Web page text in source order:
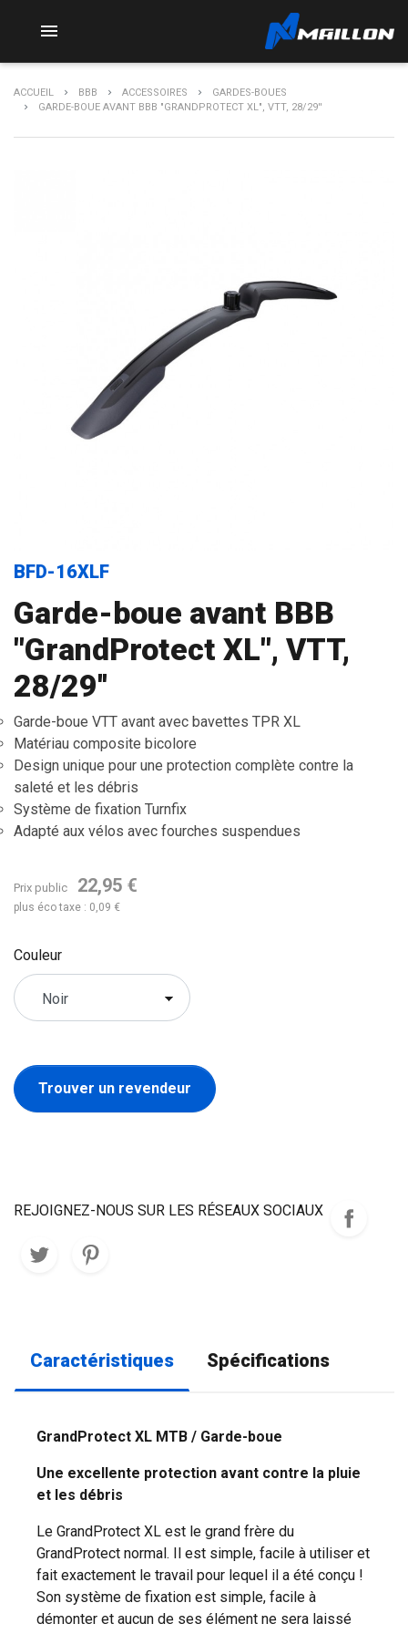

ACCUEIL BBB ACCESSOIRES
GARDES-BOUES
GARDE-BOUE AVANT BBB "GRANDPROTECT XL", VTT, 28/29''
BFD-16XLF
Garde-boue avant BBB
"GrandProtect XL", VTT,
28/29''
Garde-boue VTT avant avec bavettes TPR XL
Matériau composite bicolore
Design unique pour une protection complète contre la
saleté et les débris
Système de fixation Turnfix
Adapté aux vélos avec fourches suspendues
Prix public 22,95 €
plus éco taxe : 0,09 €
Couleur
Trouver un revendeur
REJOIGNEZ-NOUS SUR LES RÉSEAUX SOCIAUX
Caractéristiques Spécifications
GrandProtect XL MTB / Garde-boue
Une excellente protection avant contre la pluie
et les débris
Le GrandProtect XL est le grand frère du
GrandProtect normal. Il est simple, facile à utiliser et
fait exactement le travail pour lequel il a été conçu !
Son système de fixation est simple, facile à
démonter et aucun de ses élément ne sera laissé